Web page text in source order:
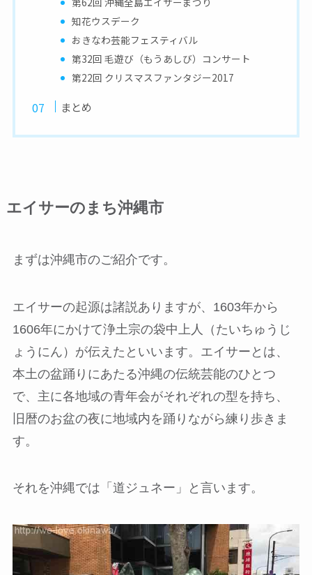
知花ウスデーク
おきなわ芸能フェスティバル
第32回 毛遊び（もうあしび）コンサート
第22回 クリスマスファンタジー2017
まとめ
エイサーのまち沖縄市
まずは沖縄市のご紹介です。
エイサーの起源は諸説ありますが、1603年から
1606年にかけて浄土宗の袋中上人（たいちゅうじ
ょうにん）が伝えたといいます。エイサーとは、
本土の盆踊りにあたる沖縄の伝統芸能のひとつ
で、主に各地域の青年会がそれぞれの型を持ち、
旧暦のお盆の夜に地域内を踊りながら練り歩きま
す。
それを沖縄では「道ジュネー」と言います。